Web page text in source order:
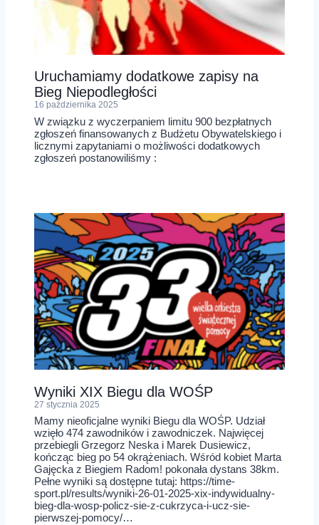
Uruchamiamy dodatkowe zapisy na
Bieg Niepodległości
16 października 2025
W związku z wyczerpaniem limitu 900 bezpłatnych
zgłoszeń finansowanych z Budżetu Obywatelskiego i
licznymi zapytaniami o możliwości dodatkowych
zgłoszeń postanowiliśmy :
Wyniki XIX Biegu dla WOŚP
27 stycznia 2025
Mamy nieoficjalne wyniki Biegu dla WOŚP. Udział
wzięło 474 zawodników i zawodniczek. Najwięcej
przebiegli Grzegorz Neska i Marek Dusiewicz,
kończąc bieg po 54 okrążeniach. Wśród kobiet Marta
Gajęcka z Biegiem Radom! pokonała dystans 38km.
Pełne wyniki są dostępne tutaj: https://time-
sport.pl/results/wyniki-26-01-2025-xix-indywidualny-
bieg-dla-wosp-policz-sie-z-cukrzyca-i-ucz-sie-
pierwszej-pomocy/…